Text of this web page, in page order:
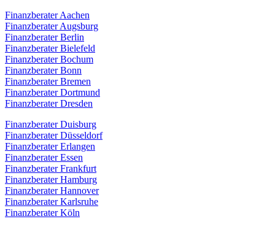
Finanzberater Aachen
Finanzberater Augsburg
Finanzberater Berlin
Finanzberater Bielefeld
Finanzberater Bochum
Finanzberater Bonn
Finanzberater Bremen
Finanzberater Dortmund
Finanzberater Dresden
Finanzberater Duisburg
Finanzberater Düsseldorf
Finanzberater Erlangen
Finanzberater Essen
Finanzberater Frankfurt
Finanzberater Hamburg
Finanzberater Hannover
Finanzberater Karlsruhe
Finanzberater Köln